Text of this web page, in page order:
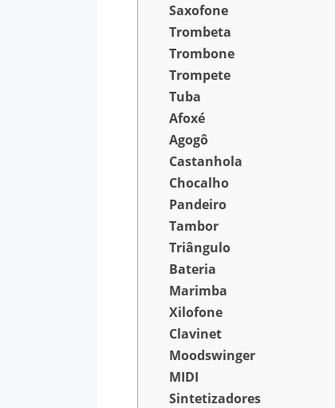
Saxofone
Trombeta
Trombone
Trompete
Tuba
Afoxé
Agogô
Castanhola
Chocalho
Pandeiro
Tambor
Triângulo
Bateria
Marimba
Xilofone
Clavinet
Moodswinger
MIDI
Sintetizadores